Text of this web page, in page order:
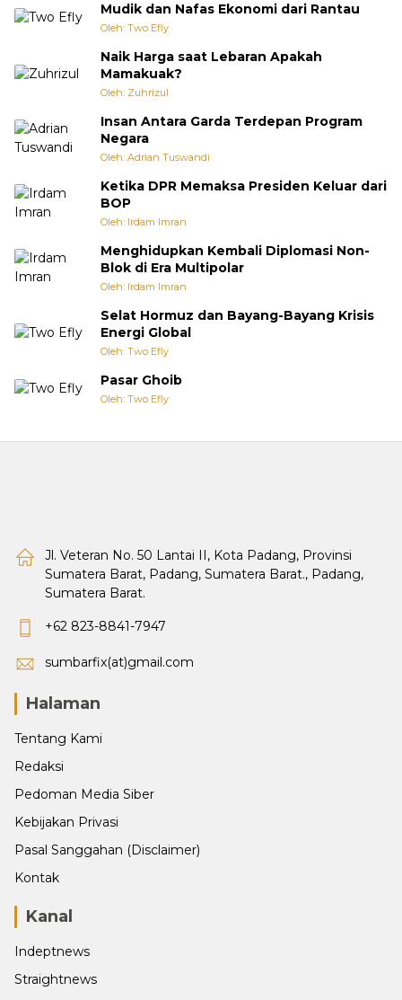
Mudik dan Nafas Ekonomi dari Rantau
Oleh: Two Efly
Naik Harga saat Lebaran Apakah
Mamakuak?
Oleh: Zuhrizul
Insan Antara Garda Terdepan Program
Negara
Oleh: Adrian Tuswandi
Ketika DPR Memaksa Presiden Keluar dari
BOP
Oleh: Irdam Imran
Menghidupkan Kembali Diplomasi Non-
Blok di Era Multipolar
Oleh: Irdam Imran
Selat Hormuz dan Bayang-Bayang Krisis
Energi Global
Oleh: Two Efly
Pasar Ghoib
Oleh: Two Efly
Jl. Veteran No. 50 Lantai II, Kota Padang, Provinsi
Sumatera Barat, Padang, Sumatera Barat., Padang,
Sumatera Barat.
+62 823-8841-7947
sumbarfix(at)gmail.com
Halaman
Tentang Kami
Redaksi
Pedoman Media Siber
Kebijakan Privasi
Pasal Sanggahan (Disclaimer)
Kontak
Kanal
Indeptnews
Straightnews